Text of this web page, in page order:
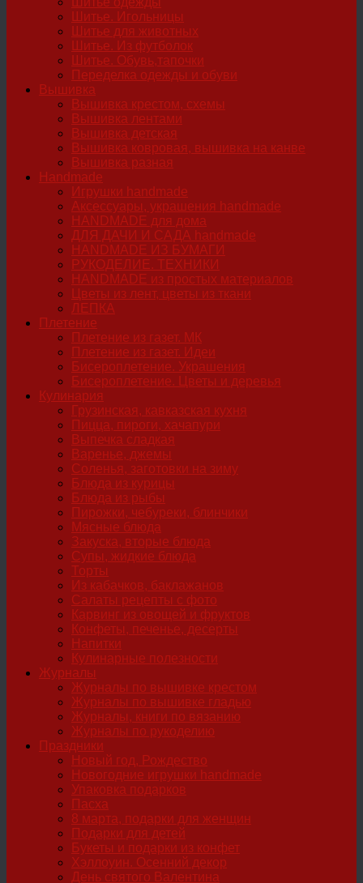
Шитье. Игольницы
Шитье для животных
Шитье. Из футболок
Шитье. Обувь,тапочки
Переделка одежды и обуви
Вышивка
Вышивка крестом, схемы
Вышивка лентами
Вышивка детская
Вышивка ковровая, вышивка на канве
Вышивка разная
Handmade
Игрушки handmade
Аксессуары, украшения handmade
HANDMADE для дома
ДЛЯ ДАЧИ И САДА handmade
HANDMADE ИЗ БУМАГИ
РУКОДЕЛИЕ. ТЕХНИКИ
HANDMADE из простых материалов
Цветы из лент, цветы из ткани
ЛЕПКА
Плетение
Плетение из газет. МК
Плетение из газет. Идеи
Бисероплетение. Украшения
Бисероплетение. Цветы и деревья
Кулинария
Грузинская, кавказская кухня
Пицца, пироги, хачапури
Выпечка сладкая
Варенье, джемы
Соленья, заготовки на зиму
Блюда из курицы
Блюда из рыбы
Пирожки, чебуреки, блинчики
Мясные блюда
Закуска, вторые блюда
Супы, жидкие блюда
Торты
Из кабачков, баклажанов
Салаты рецепты с фото
Карвинг из овощей и фруктов
Конфеты, печенье, десерты
Напитки
Кулинарные полезности
Журналы
Журналы по вышивке крестом
Журналы по вышивке гладью
Журналы, книги по вязанию
Журналы по рукоделию
Праздники
Новый год, Рождество
Новогодние игрушки handmade
Упаковка подарков
Пасха
8 марта, подарки для женщин
Подарки для детей
Букеты и подарки из конфет
Хэллоуин. Осенний декор
День святого Валентина